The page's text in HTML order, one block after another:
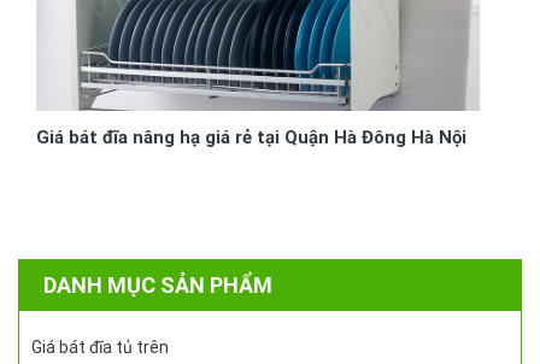
Giá bát đĩa nâng hạ giá rẻ tại Quận Hà Đông Hà Nội
DANH MỤC SẢN PHẨM
Giá bát đĩa tủ trên